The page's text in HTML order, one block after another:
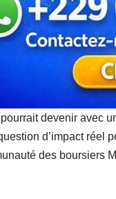
devenir avec
d’impact
des boursiers